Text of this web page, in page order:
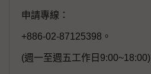
申請專線：
+886-02-87125398。
(週一至週五工作日9:00~18:00)